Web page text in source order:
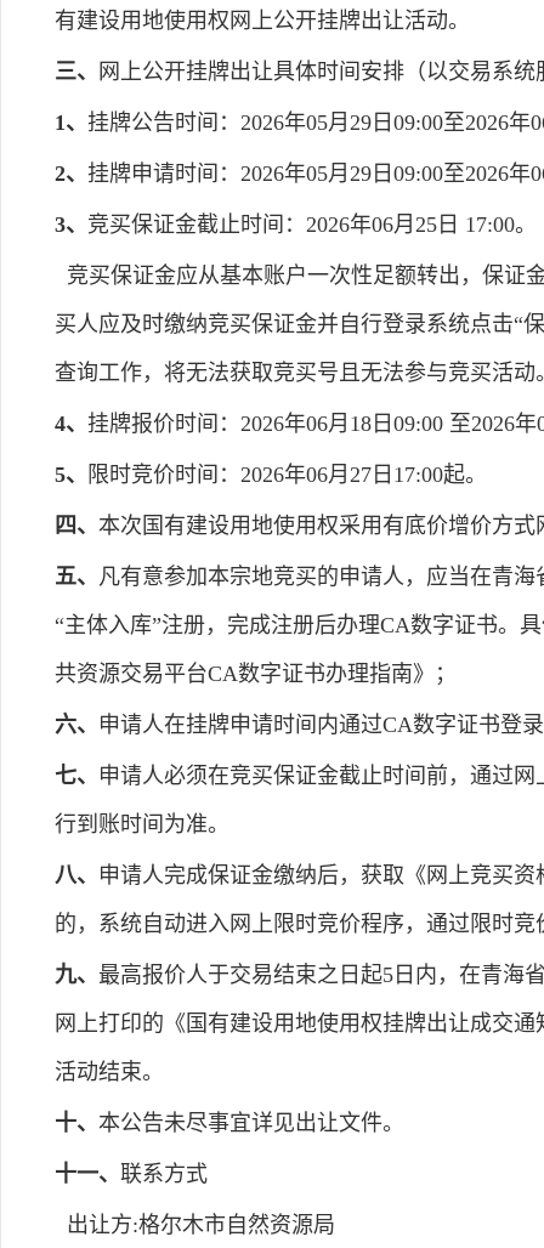
有建设用地使用权网上公开挂牌出让活动。
三、 网上公开挂牌出让具体时间安排（以交易系
1、 挂牌公告时间：2026年05月29日09:00至2026年
2、 挂牌申请时间：2026年05月29日09:00至2026年
3、 竞买保证金截止时间：2026年06月25日 17:00。
竞买保证金应从基本账户一次性足额转出，保证
买人应及时缴纳竞买保证金并自行登录系统点击“
查询工作，将无法获取竞买号且无法参与竞买活动
4、 挂牌报价时间：2026年06月18日09:00 至2026年
5、 限时竞价时间：2026年06月27日17:00起。
四、 本次国有建设用地使用权采用有底价增价方
五、 凡有意参加本宗地竞买的申请人，应当在青海
“主体入库”注册，完成注册后办理CA数字证书。
共资源交易平台CA数字证书办理指南》；
六、 申请人在挂牌申请时间内通过CA数字证书登
七、
申请人必须在竞买保证金截止时间前，通过
行到账时间为准。
八、
申请人完成保证金缴纳后，获取《网上竞买
的，系统自动进入网上限时竞价程序，通过限时
九、 最高报价人于交易结束之日起5日内，在青海
网上打印的《国有建设用地使用权挂牌出让成交
活动结束。
十、 本公告未尽事宜详见出让文件。
十一、 联系方式
出让方:格尔木市自然资源局